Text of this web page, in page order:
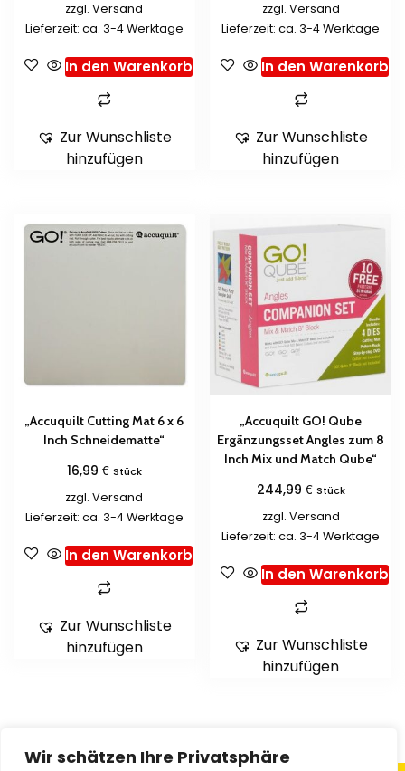
Wir schätzen Ihre Privatsphäre
zzgl.Versand
Lieferzeit: ca. 3-4 Werktage
In den Warenkorb
Zur Wunschliste
hinzufügen
zzgl. Versand
Lieferzeit: ca. 3-4 Werktage
In den Warenkorb
Zur Wunschliste
hinzufügen
„Accuquilt Cutting Mat 6 x 6
Inch Schneidematte“
16,99 € Stück
zzgl.Versand
Lieferzeit: ca. 3-4 Werktage
In den Warenkorb
Zur Wunschliste
hinzufügen
„Accuquilt GO! Qube
Ergänzungsset Angles zum 8
Inch Mix und Match Qube“
244,99 € Stück
zzgl. Versand
Lieferzeit: ca. 3-4 Werktage
In den Warenkorb
Zur Wunschliste
hinzufügen